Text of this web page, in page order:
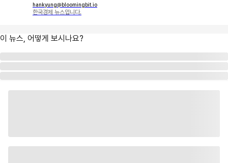
hankyung@bloomingbit.io
한국경제 뉴스입니다.
이 뉴스, 어떻게 보시나요?